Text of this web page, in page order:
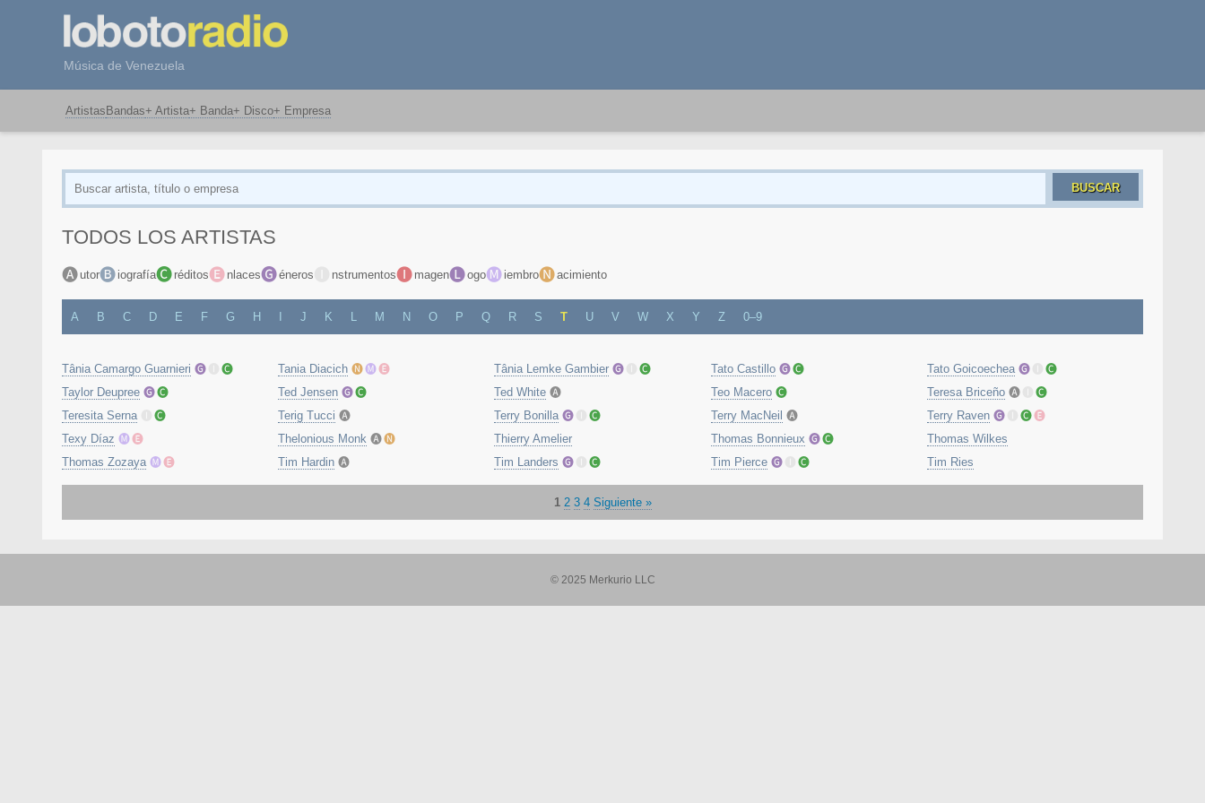
Música de Venezuela
Artistas Bandas+ Artista+ Banda+ Disco+ Empresa
BUSCAR
TODOS LOS ARTISTAS
🅐utor🅑 iografía🅒 réditos🅔 nlaces🅖éneros nstrumentos🅘 magen🅛ogo🅜 iembro🅝acimiento
A B C D E F G H I J K L M N O P Q R S T U V W X Y Z 0–9
Tânia Camargo Guarnieri 🅖 🅒 Tania Diacich 🅝🅜🅔 Tânia Lemke Gambier 🅖 🅒 Tato Castillo 🅖🅒 Tato Goicoechea 🅖
🅒
Taylor Deupree 🅖🅒 Ted Jensen 🅖🅒 Ted White 🅐 Teo Macero 🅒 Teresa Briceño 🅐
🅒
Teresita Serna
🅒 Terig Tucci 🅐 Terry Bonilla 🅖 🅒 Terry MacNeil 🅐 Terry Raven 🅖 🅒🅔
Texy Díaz 🅜🅔 Thelonious Monk 🅐🅝 Thierry Amelier Thomas Bonnieux 🅖🅒
Thomas Wilkes
Thomas Zozaya 🅜🅔 Tim Hardin 🅐 Tim Landers 🅖 🅒 Tim Pierce 🅖 🅒 Tim Ries
1 2 3 4 Siguiente »
© 2025 Merkurio LLC